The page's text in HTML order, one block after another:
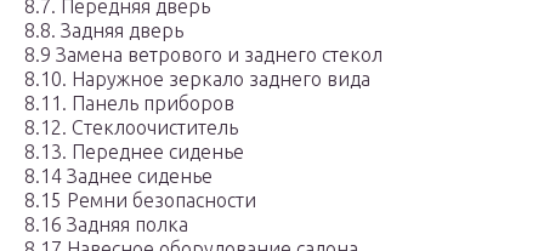
8.7. Передняя дверь
8.8. Задняя дверь
8.9 Замена ветрового и заднего стекол
8.10. Наружное зеркало заднего вида
8.11. Панель приборов
8.12. Стеклоочиститель
8.13. Переднее сиденье
8.14 Заднее сиденье
8.15 Ремни безопасности
8.16 Задняя полка